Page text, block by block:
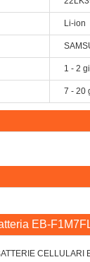
Li-ion
1 - 2
7 - 20
EB-